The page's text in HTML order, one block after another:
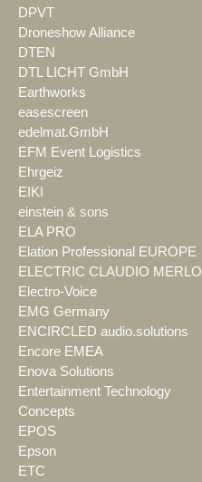
DPVT
Droneshow Alliance
DTEN
DTL LICHT GmbH
Earthworks
easescreen
edelmat.GmbH
EFM Event Logistics
Ehrgeiz
EIKI
einstein & sons
ELA PRO
Elation Professional EUROPE
ELECTRIC CLAUDIO MERLO
Electro-Voice
EMG Germany
ENCIRCLED audio.solutions
Encore EMEA
Enova Solutions
Entertainment Technology
Concepts
EPOS
Epson
ETC